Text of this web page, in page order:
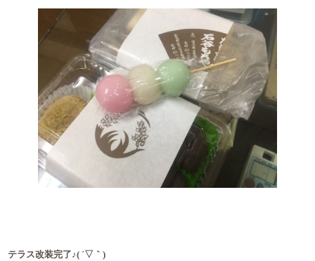
テラス改装完了♪( ´▽｀)